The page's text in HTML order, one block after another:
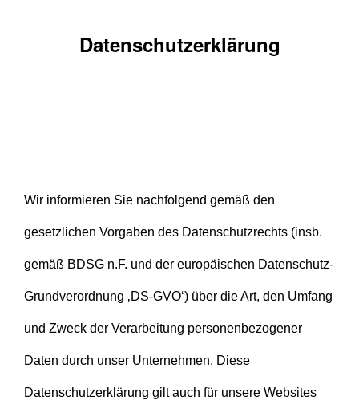
Datenschutzerklärung
Wir informieren Sie nachfolgend gemäß den
gesetzlichen Vorgaben des Datenschutzrechts (insb.
gemäß BDSG n.F. und der europäischen Datenschutz-
Grundverordnung ‚DS-GVO‘) über die Art, den Umfang
und Zweck der Verarbeitung personenbezogener
Daten durch unser Unternehmen. Diese
Datenschutzerklärung gilt auch für unsere Websites